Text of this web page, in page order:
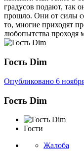
градусов подают, так
прошло. Они от силы
то, многие приходят
любопытства проходя
Гость Dim
Опубликовано 6
Гость Dim
Гости
Жалоба